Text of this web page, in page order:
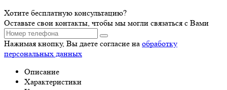
Хотите бесплатную консультацию?
Оставьте свои контакты, чтобы мы могли связаться с Вами
Нажимая кнопку, Вы даете согласие на обработку
персональных данных
Описание
Характеристики